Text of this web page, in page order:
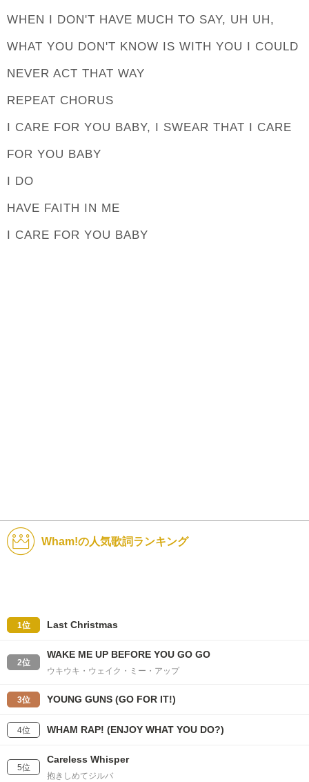
WHEN I DON'T HAVE MUCH TO SAY, UH UH,
WHAT YOU DON'T KNOW IS WITH YOU I COULD
NEVER ACT THAT WAY
REPEAT CHORUS
I CARE FOR YOU BABY, I SWEAR THAT I CARE
FOR YOU BABY
I DO
HAVE FAITH IN ME
I CARE FOR YOU BABY
Wham!の人気歌詞ランキング
1位 Last Christmas
2位
WAKE ME UP BEFORE YOU GO GO
ウキウキ・ウェイク・ミー・アップ
3位 YOUNG GUNS (GO FOR IT!)
4位 WHAM RAP! (ENJOY WHAT YOU DO?)
5位
Careless Whisper
抱きしめてジルバ